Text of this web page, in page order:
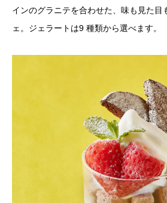
インのグラニテを合わせた、味も見た目
ェ。ジェラートは9 種類から選べます。